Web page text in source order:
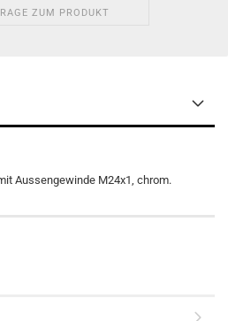
ZUM PRODUKT
Aussengewinde M24x1, chrom.